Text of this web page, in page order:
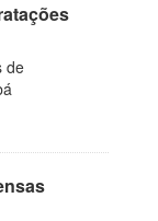
de